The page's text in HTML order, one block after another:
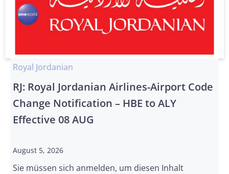
Royal Jordanian
RJ: Royal Jordanian Airlines-Airport Code
Change Notification – HBE to ALY
Effective 08 AUG
August 5, 2026
Sie müssen sich anmelden, um diesen Inhalt